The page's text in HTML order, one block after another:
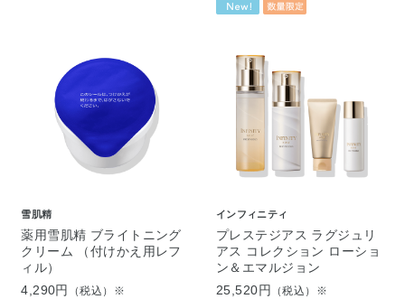
雪肌精
薬用雪肌精 ブライトニング
クリーム （付けかえ用レフ
ィル）
4,290円
（税込）※
インフィニティ
プレステジアス ラグジュリ
アス コレクション ローショ
ン＆エマルジョン
25,520円
（税込）※